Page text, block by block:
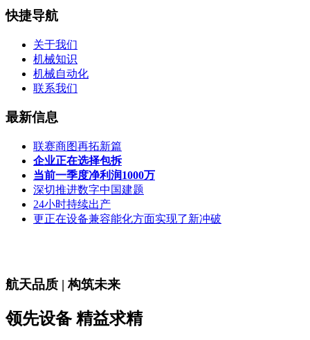
快捷导航
关于我们
机械知识
机械自动化
联系我们
最新信息
联赛商图再拓新篇
企业正在选择包拆
当前一季度净利润1000万
深切推进数字中国建题
24小时持续出产
更正在设备兼容能化方面实现了新冲破
航天品质 | 构筑未来
领先设备 精益求精